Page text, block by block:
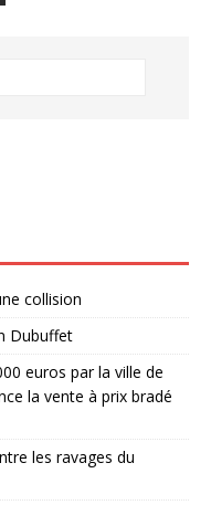
collision
Dubuffet
euros par la ville de
la vente à prix bradé
les ravages du